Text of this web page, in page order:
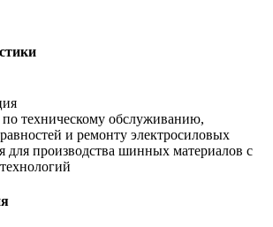
техническому обслуживанию,
и ремонту электросиловых
для производства шинных материалов с